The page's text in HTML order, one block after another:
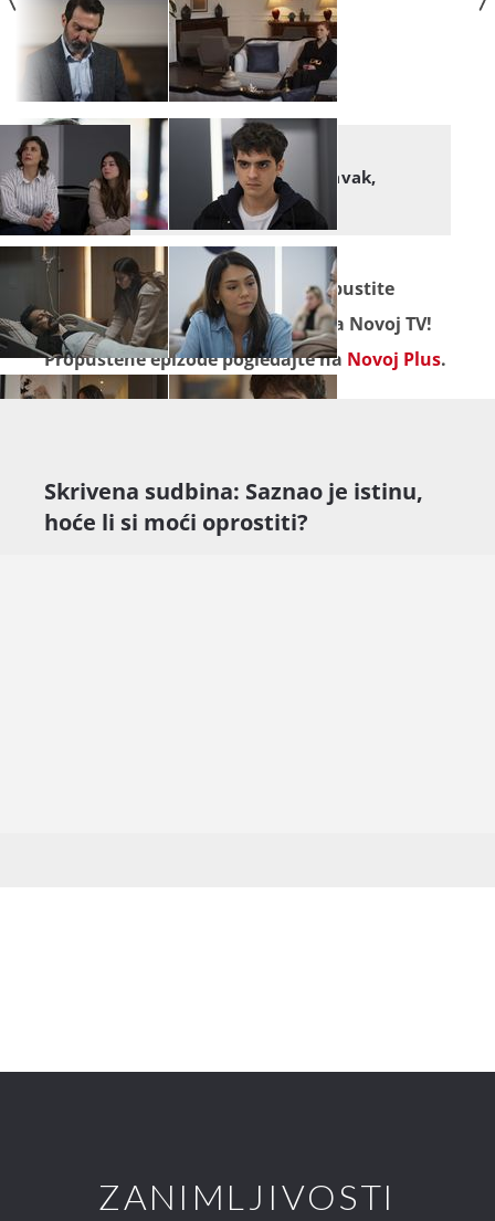
SKRIVENA SUDBINA
Tko sumnja u njegov oporavak,
odmah može izaći van
Seriju " Skrivena sudbina " ne propustite
pratiti od ponedjeljka do petka na Novoj TV!
Propuštene epizode pogledajte na Novoj Plus.
Skrivena sudbina: Saznao je istinu,
hoće li si moći oprostiti?
ZANIMLJIVOSTI